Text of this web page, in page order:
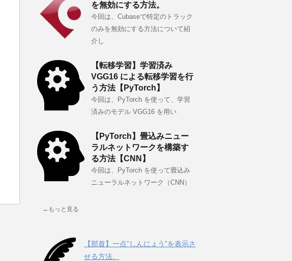
を無効にする方法。
今回は、Cubaseで特定のトラック
のみを無効にする方法について紹
介し
【転移学習】学習済み
VGG16 による転移学習を行
う方法【PyTorch】
今回は、PyTorch を使って、学習
済みのモデル VGG16 を用い
【PyTorch】畳込みニュー
ラルネットワークを構築す
る方法【CNN】
今回は、PyTorch を使って畳込み
ニューラルネットワーク（CNN）
→もっと見る
【部首】一点”しんにょう”を表示さ
せる方法。